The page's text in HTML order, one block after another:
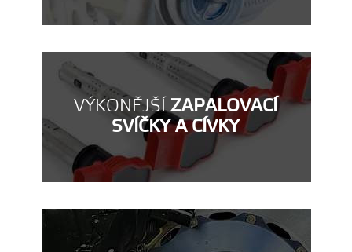
VÝKONĚJŠÍZAPALOVACÍ
SVÍČKY A CÍVKY